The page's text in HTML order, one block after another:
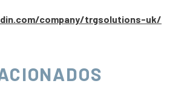
company/trgsolutions-uk/